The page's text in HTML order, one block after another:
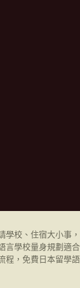
學校、住宿大小事，
言學校量身規劃適合
程，免費日本留學語